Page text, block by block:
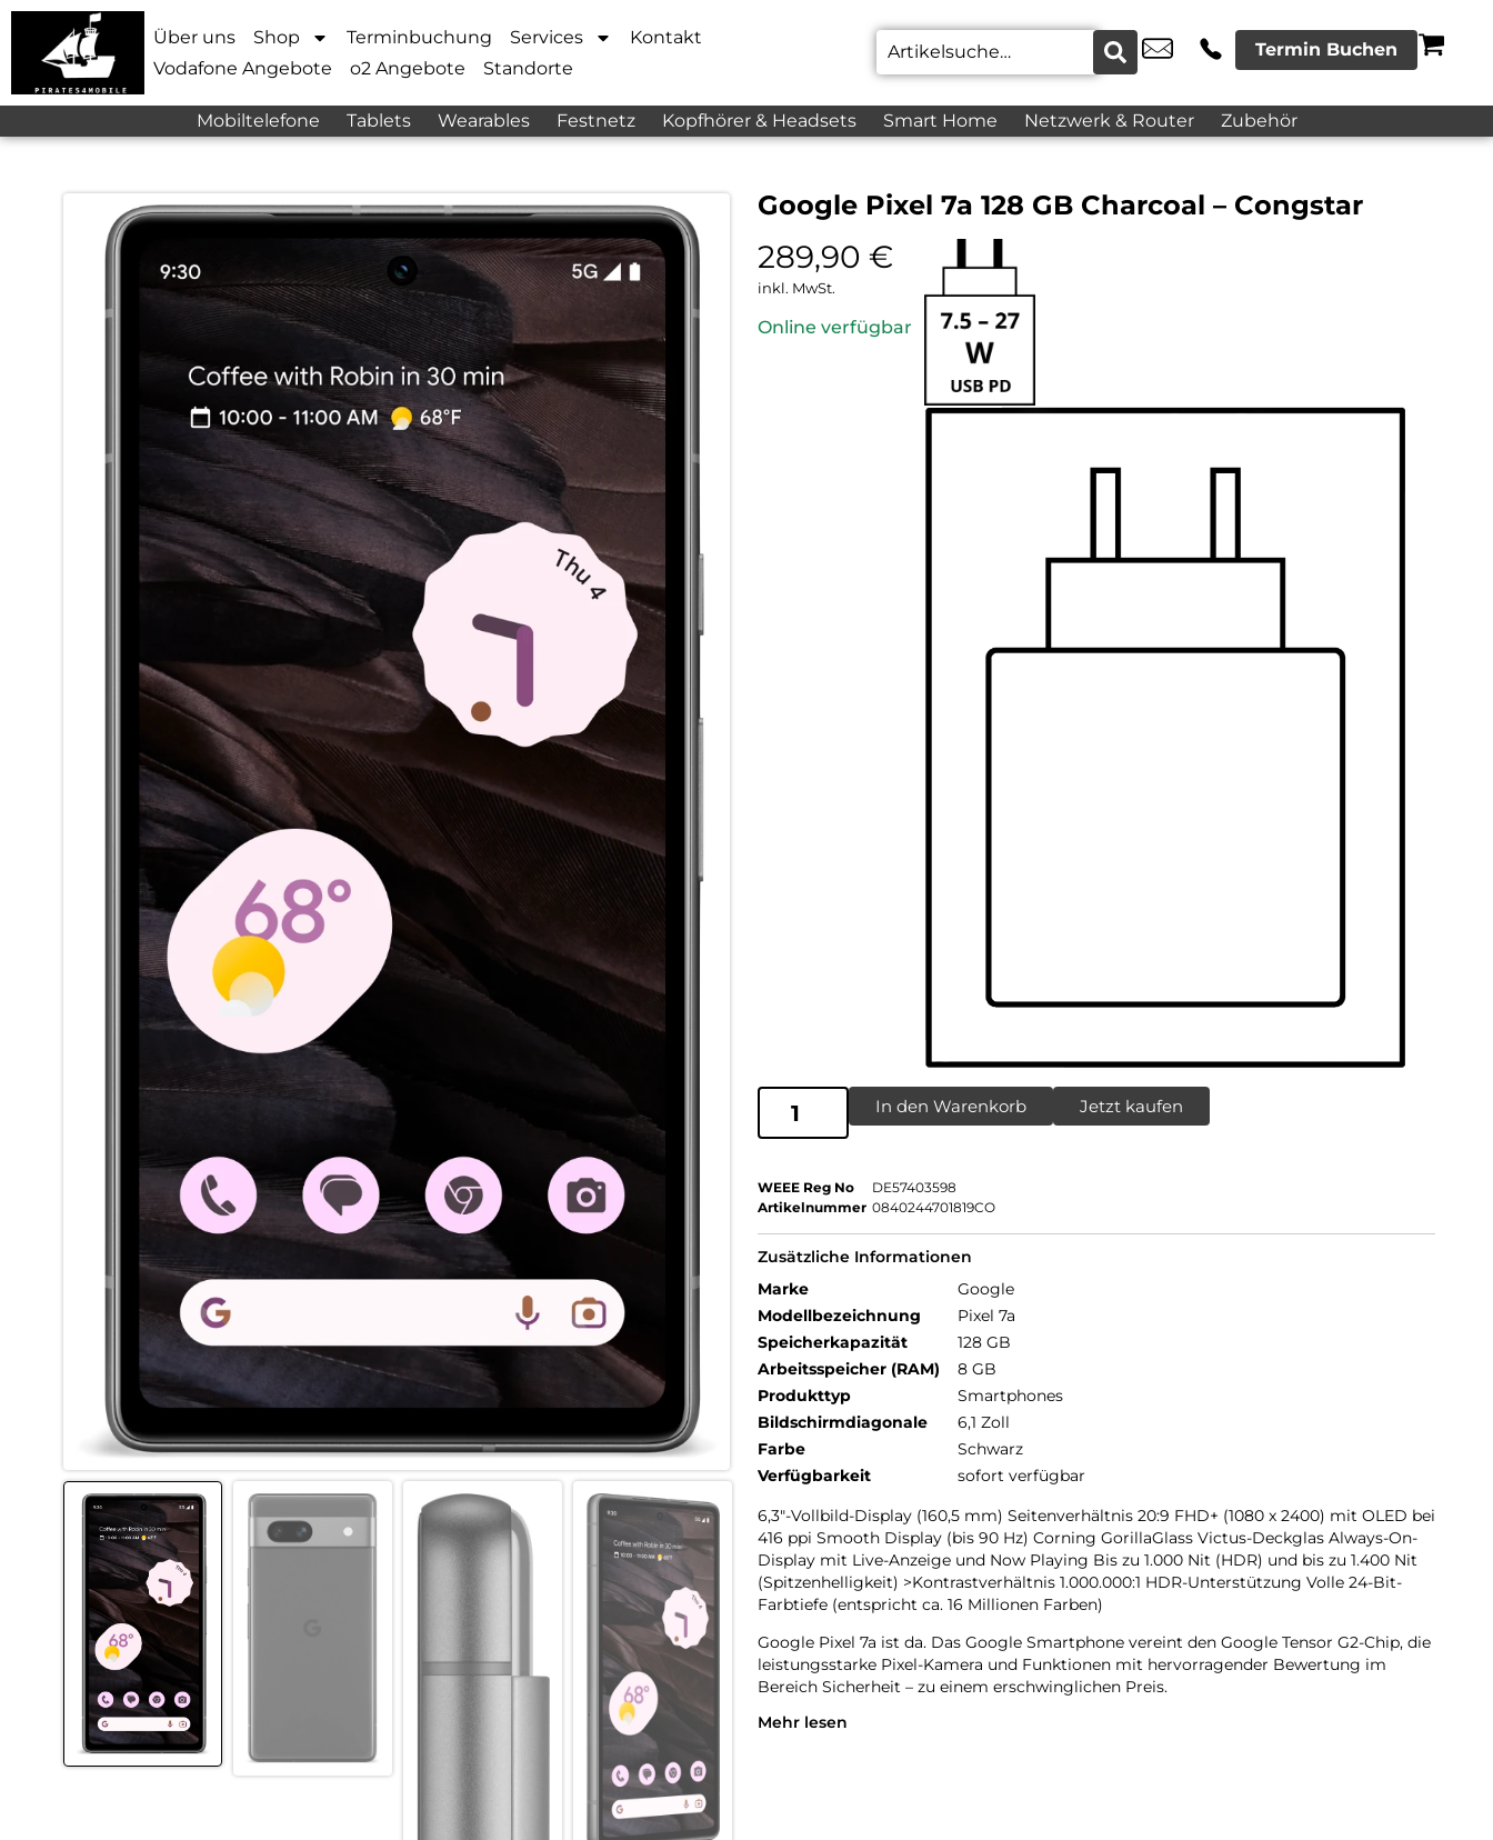
Über uns Shop Terminbuchung Services
Kontakt
Vodafone Angebote
o2 Angebote Standorte
Termin Buchen
Mobiltelefone Tablets Wearables Festnetz Kopfhörer & Headsets Smart Home Netzwerk & Router Zubehör
Google Pixel 7a 128 GB Charcoal – Congstar
289,90 €
inkl. MwSt.
Online verfügbar
In den Warenkorb Jetzt kaufen
WEEE Reg No
DE57403598
Artikelnummer 0840244701819CO
Zusätzliche Informationen
Marke
Google
Modellbezeichnung
Pixel 7a
Speicherkapazität
128 GB
Arbeitsspeicher (RAM)
8 GB
Produkttyp
Smartphones
Bildschirmdiagonale
6,1 Zoll
Farbe
Schwarz
Verfügbarkeit
sofort verfügbar
6,3″-Vollbild-Display (160,5 mm) Seitenverhältnis 20:9 FHD+ (1080 x 2400) mit OLED bei
416 ppi Smooth Display (bis 90 Hz) Corning GorillaGlass Victus-Deckglas Always-On-
Display mit Live-Anzeige und Now Playing Bis zu 1.000 Nit (HDR) und bis zu 1.400 Nit
(Spitzenhelligkeit) >Kontrastverhältnis 1.000.000:1 HDR-Unterstützung Volle 24-Bit-
Farbtiefe (entspricht ca. 16 Millionen Farben)
Google Pixel 7a ist da. Das Google Smartphone vereint den Google Tensor G2-Chip, die
leistungsstarke Pixel-Kamera und Funktionen mit hervorragender Bewertung im
Bereich Sicherheit – zu einem erschwinglichen Preis.
Das neue Smartphone von Google ist da: Google Pixel 7a. Dank des Google Tensor G2-
Mehr lesen